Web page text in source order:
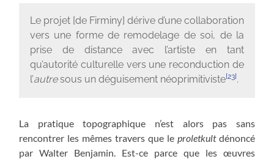
Le projet [de Firminy] dérive d’une collaboration
vers une forme de remodelage de soi, de la
prise de distance avec l’artiste en tant
qu’autorité culturelle vers une reconduction de
l’autresous un déguisement néoprimitiviste[23].
La pratique topographique n’est alors pas sans
rencontrer les mêmes travers que le proletkultdénoncé
par Walter Benjamin. Est-ce parce que les œuvres